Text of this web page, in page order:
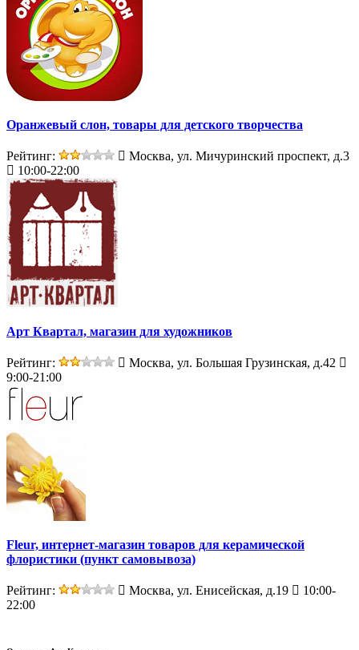
Оранжевый слон, товары для детского творчества
Рейтинг:
Москва, ул. Мичуринский проспект, д.3
10:00-22:00
Арт Квартал, магазин для художников
Рейтинг:
Москва, ул. Большая Грузинская, д.42
9:00-21:00
Fleur, интернет-магазин товаров для керамической
флористики (пункт самовывоза)
Рейтинг: Москва, ул. Енисейская, д.19
10:00-
22:00